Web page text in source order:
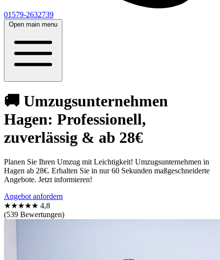
01579-2632739
Open main menu
🚚 Umzugsunternehmen
Hagen: Professionell,
zuverlässig & ab 28€
Planen Sie Ihren Umzug mit Leichtigkeit! Umzugsunternehmen in
Hagen ab 28€. Erhalten Sie in nur 60 Sekunden maßgeschneiderte
Angebote. Jetzt informieren!
Angebot anfordern
★★★★★ 4,8
(539 Bewertungen)